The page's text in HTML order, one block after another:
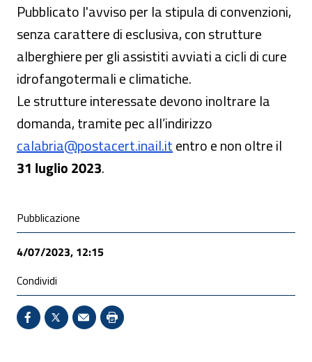
Pubblicato l'avviso per la stipula di convenzioni,
senza carattere di esclusiva, con strutture
alberghiere per gli assistiti avviati a cicli di cure
idrofangotermali e climatiche.
Le strutture interessate devono inoltrare la
domanda, tramite pec all’indirizzo
calabria@postacert.inail.itentro e non oltre il
31 luglio 2023.
Condivisione social
Pubblicazione
4/07/2023, 12:15
Condividi
Condividi su Facebook - Sito esterno - Apertura in
X - Sito esterno - Apertura in nuova finestra
Invio Mail: apre il programma di posta
Stampa pagina: scelta meno